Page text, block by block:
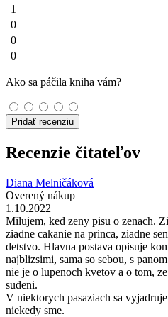
1
0
0
0
Ako sa páčila kniha vám?
Pridať recenziu
Recenzie čitateľov
Diana Melničáková
Overený nákup
1.10.2022
Milujem, ked zeny pisu o zenach.
ziadne cakanie na princa, ziadne
detstvo. Hlavna postava opisuje
najblizsimi, sama so sebou, s
nie je o lupenoch kvetov a o tom,
sudeni.
V niektorych pasaziach sa
niekedy sme.